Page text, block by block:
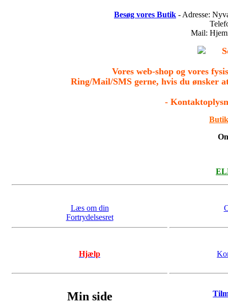
Besøg vores Butik - Adresse:
Mail:
Vores web-shop og vores
Ring/Mail/SMS gerne, hvis du ønsker
-
Læs om din
Fortrydelsesret
Hjælp
Min side